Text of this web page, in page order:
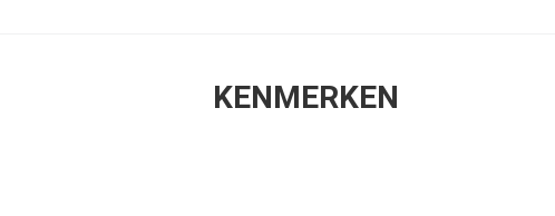
KENMERKEN